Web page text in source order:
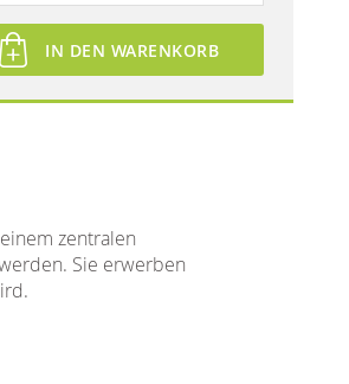
IN DEN WARENKORB
zentralen
Sie erwerben